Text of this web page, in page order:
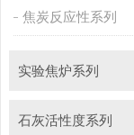
焦炭反应性系列
实验焦炉系列
石灰活性度系列